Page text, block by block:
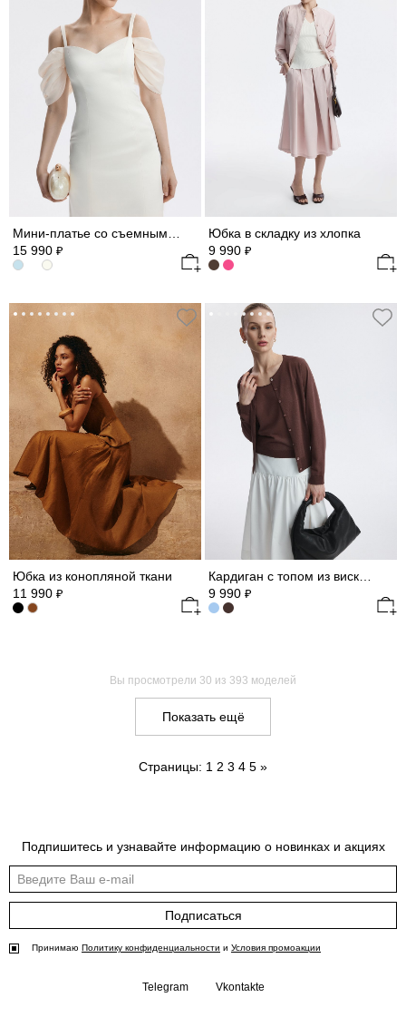
Мини-платье со съемными рукавами из шифона
15 990 ₽
Юбка в складку из хлопка
9 990 ₽
Юбка из конопляной ткани
11 990 ₽
9 990 ₽
Вы просмотрели 30 из 393 моделей
Показать ещё
Страницы: 1 2 3 4 5 »
Подпишитесь и узнавайте информацию о новинках и акциях
Подписаться
Принимаю Политику конфиденциальности и Условия промоакции
Telegram Vkontakte